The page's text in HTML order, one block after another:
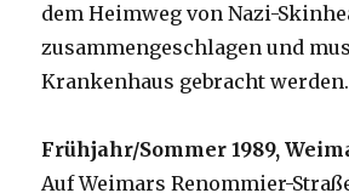
dem Heimweg von Nazi-
zusammengeschlagen und
Krankenhaus gebracht werden.
Frühjahr/Sommer 1989,
Auf Weimars Renommier-